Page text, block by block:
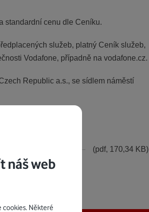
standardní cenu dle Ceníku.
služeb, platný Ceník služeb,
Vodafone, případně na vodafone.cz.
Republic a.s., se sídlem náměstí
(pdf, 170,34 KB)
náš web
cookies. Některé